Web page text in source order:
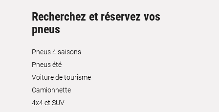
Recherchez et réservez vos
pneus
Pneus 4 saisons
Pneus été
Voiture de tourisme
Camionnette
4x4 et SUV